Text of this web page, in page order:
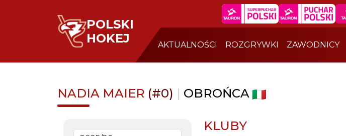
POLSKI
HOKEJ
AKTUALNOŚCI ROZGRYWKI ZAWODNICY
NADIA MAIER (#0) | OBROŃCA
KLUBY